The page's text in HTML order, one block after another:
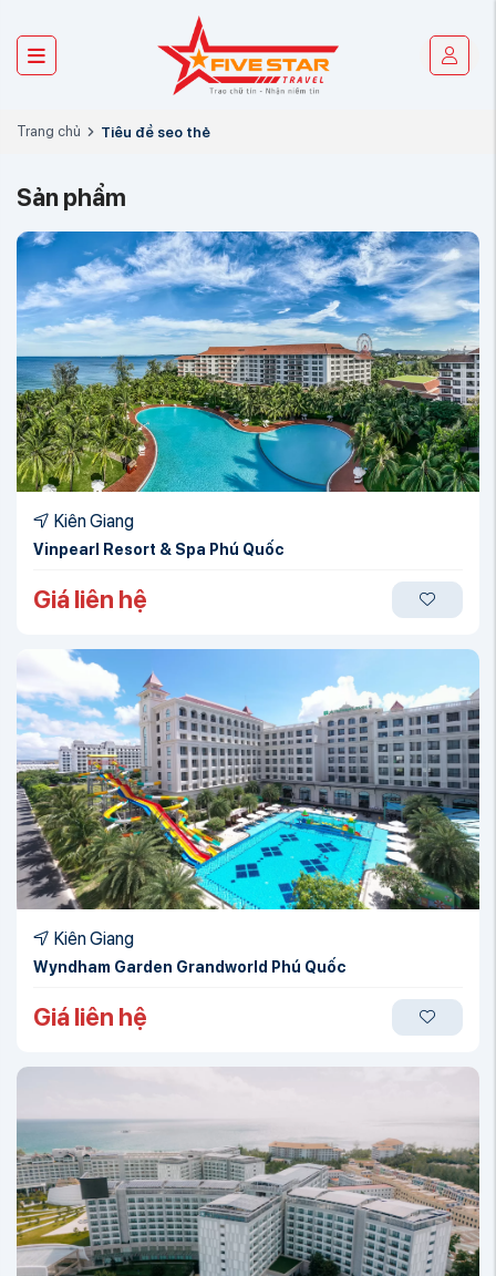
Trang chủ Tiêu đề seo thẻ
Sản phẩm
Kiên Giang
Vinpearl Resort & Spa Phú Quốc
Giá liên hệ
Kiên Giang
Wyndham Garden Grandworld Phú Quốc
Giá liên hệ